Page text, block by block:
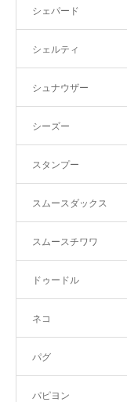
シェパード
シェルティ
シュナウザー
シーズー
スタンプー
スムースダックス
スムースチワワ
ドゥードル
ネコ
パグ
パピヨン